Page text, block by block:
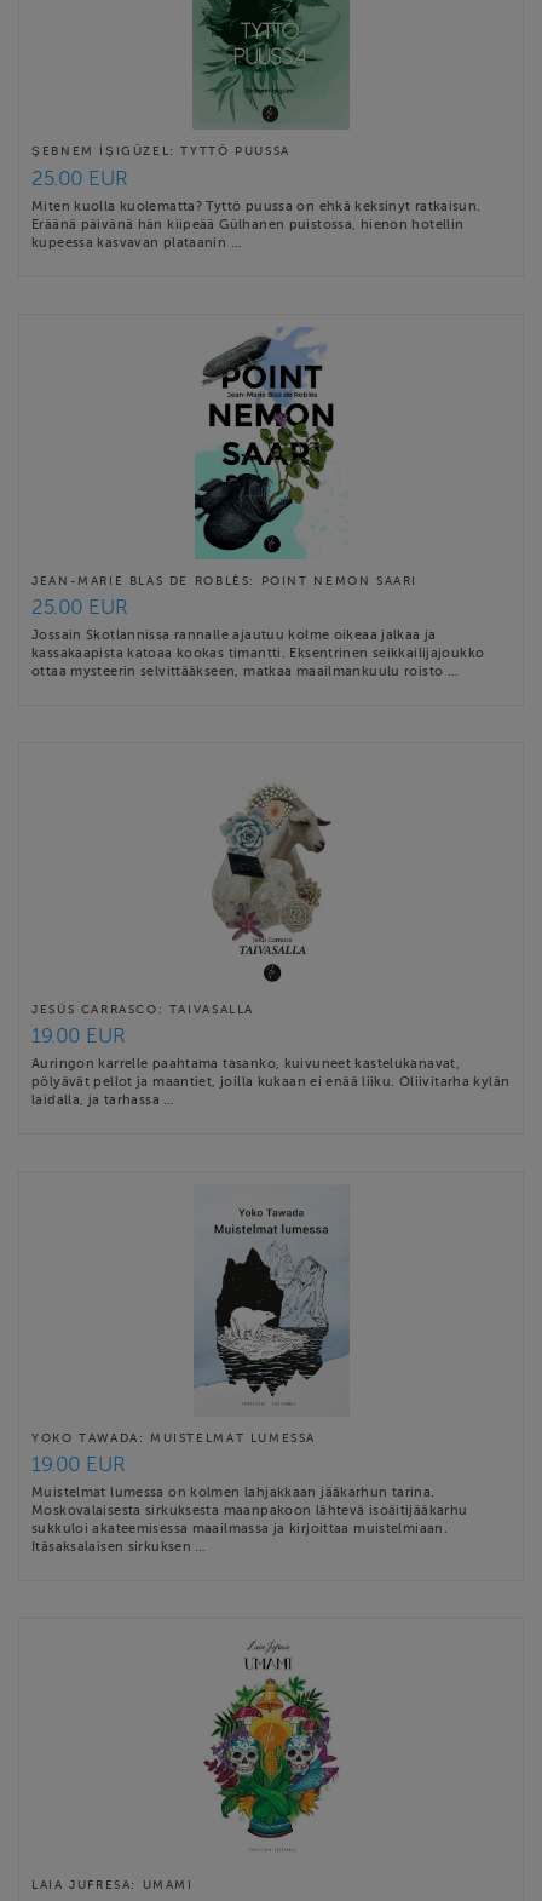
ŞEBNEM İŞIGÜZEL: TYTTÖ PUUSSA
25.00 EUR
Miten kuolla kuolematta? Tyttö puussa on ehkä keksinyt ratkaisun.
Eräänä päivänä hän kiipeää Gülhanen puistossa, hienon hotellin
kupeessa kasvavan plataanin …
JEAN-MARIE BLAS DE ROBLÈS: POINT NEMON SAARI
25.00 EUR
Jossain Skotlannissa rannalle ajautuu kolme oikeaa jalkaa ja
kassakaapista katoaa kookas timantti. Eksentrinen seikkailijajoukko
ottaa mysteerin selvittääkseen, matkaa maailmankuulu roisto …
JESÚS CARRASCO: TAIVASALLA
19.00 EUR
Auringon karrelle paahtama tasanko, kuivuneet kastelukanavat,
pölyävät pellot ja maantiet, joilla kukaan ei enää liiku. Oliivitarha kylän
laidalla, ja tarhassa …
YOKO TAWADA: MUISTELMAT LUMESSA
19.00 EUR
Muistelmat lumessa on kolmen lahjakkaan jääkarhun tarina.
Moskovalaisesta sirkuksesta maanpakoon lähtevä isoäitijääkarhu
sukkuloi akateemisessa maailmassa ja kirjoittaa muistelmiaan.
Itäsaksalaisen sirkuksen …
LAIA JUFRESA: UMAMI